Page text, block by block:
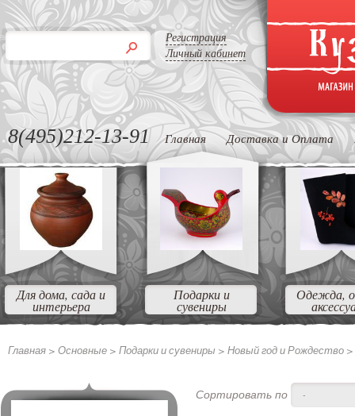
Регистрация
Личный кабинет
8(495)212-13-91 Главная Доставка и Оплата
Для дома, сада и
интерьера
Подарки и
сувениры
Одежда,
Главная > Основные > Подарки и сувениры > Новый год и Рождество >
Сортировать по -